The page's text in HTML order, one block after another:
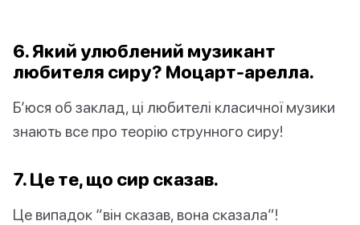
6. Який улюблений музикант
любителя сиру? Моцарт-арелла.
Б’юся об заклад, ці любителі класичної музики
знають все про теорію струнного сиру!
7. Це те, що сир сказав.
Це випадок “він сказав, вона сказала”!